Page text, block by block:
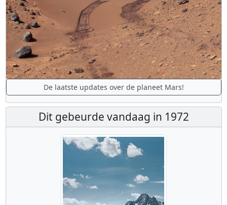
De laatste updates over de planeet Mars!
Dit gebeurde vandaag in 1972